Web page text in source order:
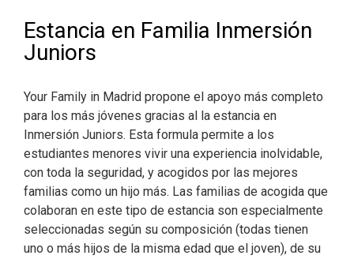
Estancia en Familia Inmersión
Juniors
Your Family in Madrid propone el apoyo más completo
para los más jóvenes gracias al la estancia en
Inmersión Juniors. Esta formula permite a los
estudiantes menores vivir una experiencia inolvidable,
con toda la seguridad, y acogidos por las mejores
familias como un hijo más. Las familias de acogida que
colaboran en este tipo de estancia son especialmente
seleccionadas según su composición (todas tienen
uno o más hijos de la misma edad que el joven), de su